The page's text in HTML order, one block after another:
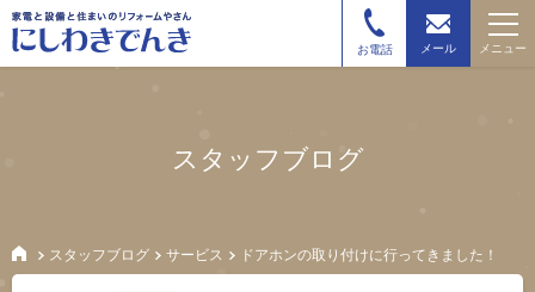
お電話 メール メニュー
スタッフブログ
スタッフブログ サービス ドアホンの取り付けに行ってきました！